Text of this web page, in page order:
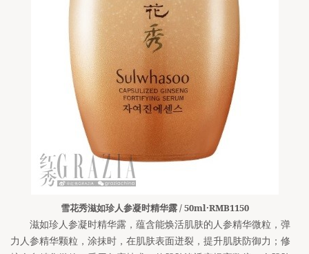
雪花秀滋如珍人参凝时精华露 / 50ml·RMB1150
滋如珍人参凝时精华露，蕴含能焕活肌肤的人参精华微粒，弹
力人参精华颗粒，涂抹时，在肌肤表面迸裂，提升肌肤防御力；修